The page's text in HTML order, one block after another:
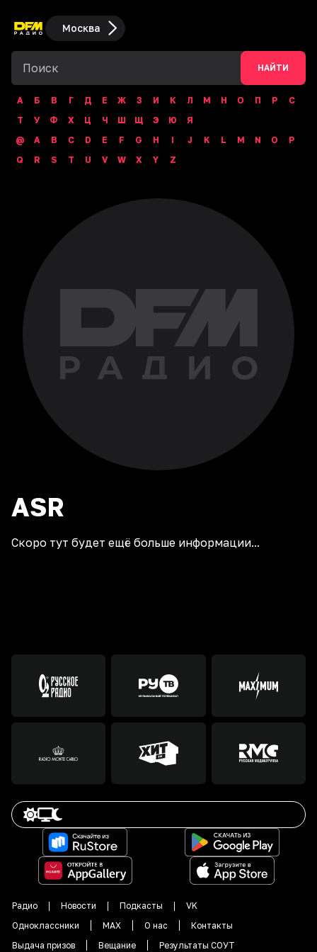
Москва
НАЙТИ
А Б В Г Д Е Ж З И К Л М Н О П Р
С
Т
У Ф Х Ц Ч Ш Щ Э Ю
Я
@
A B C D E F G H I J K L M N O
P
Q
R S T U V W X Y Z
ASR
Скоро тут будет ещё больше информации...
Радио Новости Подкасты
VK
Одноклассники
MAX О нас
Контакты
Выдача призов
Вещание Результаты СОУТ